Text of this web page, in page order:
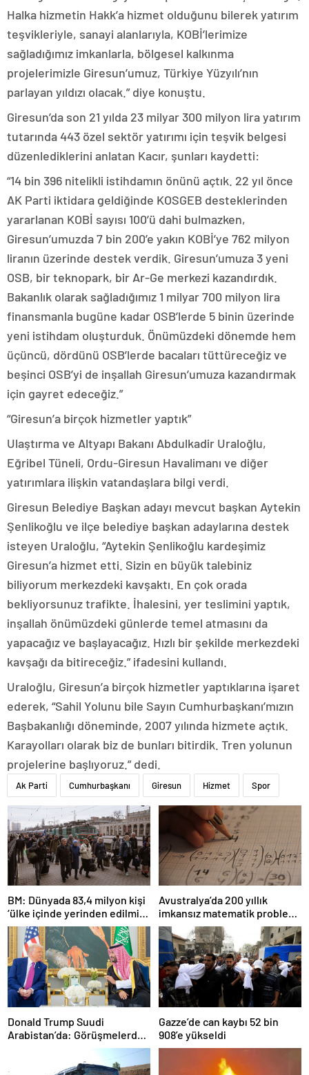
Halka hizmetin Hakk’a hizmet olduğunu bilerek yatırım
teşvikleriyle, sanayi alanlarıyla, KOBİ’lerimize
sağladığımız imkanlarla, bölgesel kalkınma
projelerimizle Giresun’umuz, Türkiye Yüzyılı’nın
parlayan yıldızı olacak.” diye konuştu.
Giresun’da son 21 yılda 23 milyar 300 milyon lira yatırım
tutarında 443 özel sektör yatırımı için teşvik belgesi
düzenlediklerini anlatan Kacır, şunları kaydetti:
“14 bin 396 nitelikli istihdamın önünü açtık. 22 yıl önce
AK Parti iktidara geldiğinde KOSGEB desteklerinden
yararlanan KOBİ sayısı 100’ü dahi bulmazken,
Giresun’umuzda 7 bin 200’e yakın KOBİ’ye 762 milyon
liranın üzerinde destek verdik. Giresun’umuza 3 yeni
OSB, bir teknopark, bir Ar-Ge merkezi kazandırdık.
Bakanlık olarak sağladığımız 1 milyar 700 milyon lira
finansmanla bugüne kadar OSB’lerde 5 binin üzerinde
yeni istihdam oluşturduk. Önümüzdeki dönemde hem
üçüncü, dördünü OSB’lerde bacaları tüttüreceğiz ve
beşinci OSB’yi de inşallah Giresun’umuza kazandırmak
için gayret edeceğiz.”
“Giresun’a birçok hizmetler yaptık”
Ulaştırma ve Altyapı Bakanı Abdulkadir Uraloğlu,
Eğribel Tüneli, Ordu-Giresun Havalimanı ve diğer
yatırımlara ilişkin vatandaşlara bilgi verdi.
Giresun Belediye Başkan adayı mevcut başkan Aytekin
Şenlikoğlu ve ilçe belediye başkan adaylarına destek
isteyen Uraloğlu, “Aytekin Şenlikoğlu kardeşimiz
Giresun’a hizmet etti. Sizin en büyük talebiniz
biliyorum merkezdeki kavşaktı. En çok orada
bekliyorsunuz trafikte. İhalesini, yer teslimini yaptık,
inşallah önümüzdeki günlerde temel atmasını da
yapacağız ve başlayacağız. Hızlı bir şekilde merkezdeki
kavşağı da bitireceğiz.” ifadesini kullandı.
Uraloğlu, Giresun’a birçok hizmetler yaptıklarına işaret
ederek, “Sahil Yolunu bile Sayın Cumhurbaşkanı’mızın
Başbakanlığı döneminde, 2007 yılında hizmete açtık.
Karayolları olarak biz de bunları bitirdik. Tren yolunun
projelerine başlıyoruz.” dedi.
Ak Parti Cumhurbaşkanı Giresun Hizmet Spor
BM: Dünyada 83,4 milyon kişi
‘ülke içinde yerinden edilmiş’
olarak yaşıyor
Avustralya’da 200 yıllık
imkansız matematik problemi
çözüldü
Donald Trump Suudi
Arabistan’da: Görüşmelerde
Gazze’de can kaybı 52 bin
908’e yükseldi